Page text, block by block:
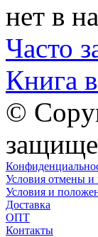
нет в
Часто
Книга
©
Условия отмены и
Условия и
Доставка
ОПТ
Контакты